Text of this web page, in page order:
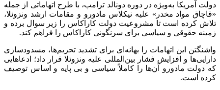
دولت آمریکا به‌ویژه در دوره دونالد ترامپ، با طرح اتهاماتی از جمله
«قاچاق مواد مخدر» علیه نیکلاس مادورو و مقامات ارشد ونزوئلا،
تلاش کرده است تا مشروعیت دولت کاراکاس را زیر سوال برده و
زمینه حقوقی و سیاسی برای سرنگونی کاراکاس را فراهم کند.
واشنگتن این اتهامات را بهانه‌ای برای تشدید تحریم‌ها، مسدودسازی
دارایی‌ها و افزایش فشار بین‌المللی علیه ونزوئلا قرار داد؛ ادعاهایی
که دولت مادورو آن‌ها را کاملاً سیاسی و بی پایه و اساس توصیف
کرده است.